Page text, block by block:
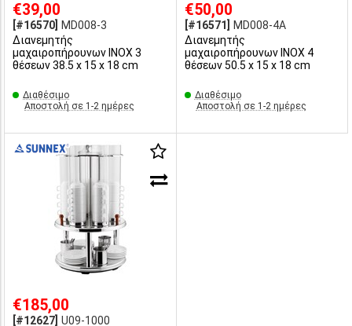
€39,00
[#16570]
MD008-3
Διανεμητής
μαχαιροπήρουνων INOX 3
θέσεων 38.5 x 15 x 18 cm
Διαθέσιμο
Αποστολή σε 1-2 ημέρες
€50,00
[#16571]
MD008-4A
Διανεμητής
μαχαιροπήρουνων INOX 4
θέσεων 50.5 x 15 x 18 cm
Διαθέσιμο
Αποστολή σε 1-2 ημέρες
€185,00
[#12627] U09-1000